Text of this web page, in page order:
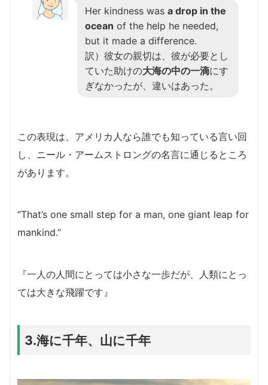
Her kindness was a drop in the
ocean of the help he needed,
but it made a difference.
訳）彼女の親切は、彼が必要とし
ていた助けの大海の中の一滴にす
ぎなかったが、違いはあった。
この表現は、アメリカ人なら誰でも知っている言い回
し、ニール・アームストロングの名言に通じるところ
があります。
“That’s one small step for a man, one giant leap for
mankind.”
『一人の人間にとっては小さな一歩だが、人類にとっ
ては大きな飛躍です』
3.海に千年、山に千年